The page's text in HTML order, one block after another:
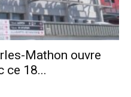
Mathon ouvre
ce 18...